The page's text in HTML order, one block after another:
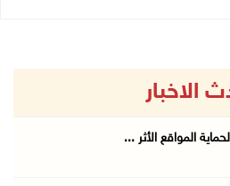
الاخبار
المواقع الأثر ...